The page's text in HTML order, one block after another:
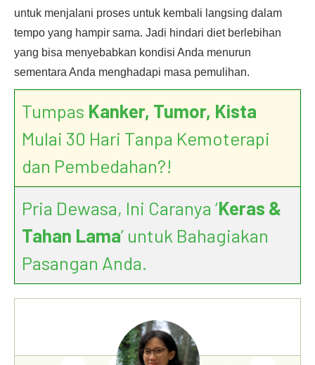
untuk menjalani proses untuk kembali langsing dalam
tempo yang hampir sama. Jadi hindari diet berlebihan
yang bisa menyebabkan kondisi Anda menurun
sementara Anda menghadapi masa pemulihan.
Tumpas Kanker, Tumor, Kista
Mulai 30 Hari Tanpa Kemoterapi
dan Pembedahan?!
Pria Dewasa, Ini Caranya ‘Keras &
Tahan Lama’ untuk Bahagiakan
Pasangan Anda.